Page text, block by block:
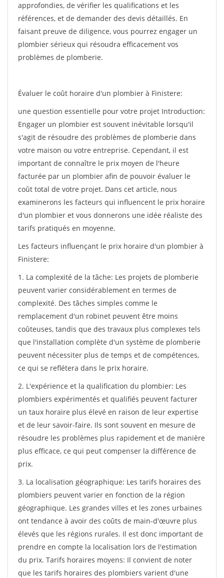
approfondies, de vérifier les qualifications et les
références, et de demander des devis détaillés. En
faisant preuve de diligence, vous pourrez engager un
plombier sérieux qui résoudra efficacement vos
problèmes de plomberie.
Évaluer le coût horaire d'un plombier à Finistere:
une question essentielle pour votre projet Introduction:
Engager un plombier est souvent inévitable lorsqu'il
s'agit de résoudre des problèmes de plomberie dans
votre maison ou votre entreprise. Cependant, il est
important de connaître le prix moyen de l'heure
facturée par un plombier afin de pouvoir évaluer le
coût total de votre projet. Dans cet article, nous
examinerons les facteurs qui influencent le prix horaire
d'un plombier et vous donnerons une idée réaliste des
tarifs pratiqués en moyenne.
Les facteurs influençant le prix horaire d'un plombier à
Finistere:
1. La complexité de la tâche: Les projets de plomberie
peuvent varier considérablement en termes de
complexité. Des tâches simples comme le
remplacement d'un robinet peuvent être moins
coûteuses, tandis que des travaux plus complexes tels
que l'installation complète d'un système de plomberie
peuvent nécessiter plus de temps et de compétences,
ce qui se reflétera dans le prix horaire.
2. L'expérience et la qualification du plombier: Les
plombiers expérimentés et qualifiés peuvent facturer
un taux horaire plus élevé en raison de leur expertise
et de leur savoir-faire. Ils sont souvent en mesure de
résoudre les problèmes plus rapidement et de manière
plus efficace, ce qui peut compenser la différence de
prix.
3. La localisation géographique: Les tarifs horaires des
plombiers peuvent varier en fonction de la région
géographique. Les grandes villes et les zones urbaines
ont tendance à avoir des coûts de main-d'œuvre plus
élevés que les régions rurales. Il est donc important de
prendre en compte la localisation lors de l'estimation
du prix. Tarifs horaires moyens: Il convient de noter
que les tarifs horaires des plombiers varient d'une